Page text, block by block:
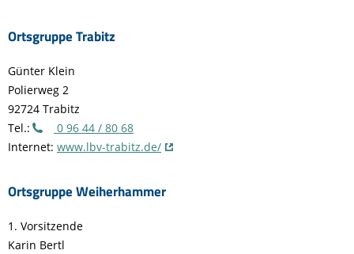
Ortsgruppe Trabitz
Günter Klein
Polierweg 2
92724 Trabitz
Tel.:
0 96 44 / 80 68
Internet: www.lbv-trabitz.de/
Ortsgruppe Weiherhammer
1. Vorsitzende
Karin Bertl